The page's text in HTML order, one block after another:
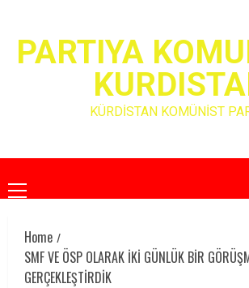
contentPARTIYA
KÜRDİSTAN KOMÜNİST
Primary
Menu
Home
SMF VE ÖSP OLARAK İKİ GÜNLÜK BİR
GERÇEKLEŞTİRDİK